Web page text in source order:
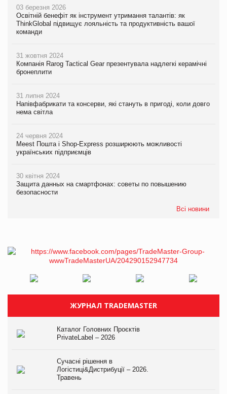
03 березня 2026
Освітній бенефіт як інструмент утримання талантів: як
ThinkGlobal підвищує лояльність та продуктивність вашої
команди
31 жовтня 2024
Компанія Rarog Tactical Gear презентувала надлегкі керамічні
бронеплити
31 липня 2024
Напівфабрикати та консерви, які стануть в пригоді, коли довго
нема світла
24 червня 2024
Meest Пошта і Shop-Express розширюють можливості
українських підприємців
30 квітня 2024
Защита данных на смартфонах: советы по повышению
безопасности
Всі новини
ЖУРНАЛ TRADEMASTER
Каталог Головних Проєктів
PrivateLabel – 2026
Сучасні рішення в
Логістиці&Дистрибуції – 2026.
Травень